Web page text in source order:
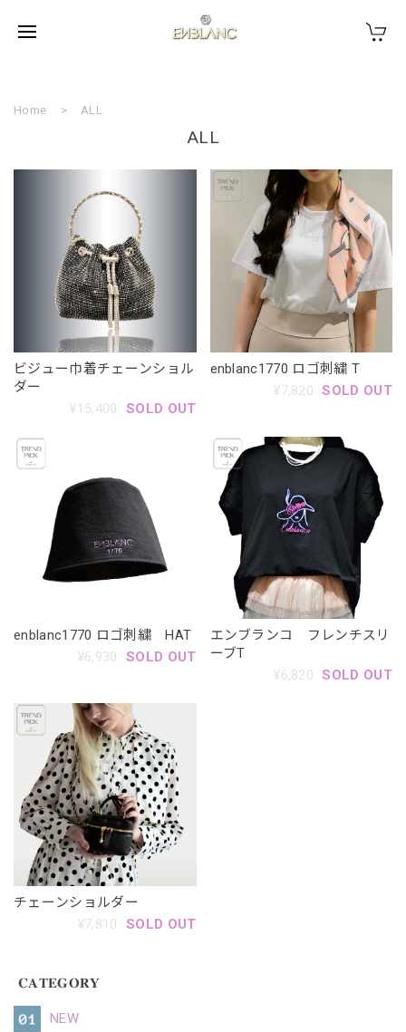
Home ALL
ALL
ビジュー巾着チェーンショル
ダー
¥15,400
SOLD OUT
enblanc1770 ロゴ刺繍 T
¥7,820 SOLD OUT
enblanc1770 ロゴ刺繍 HAT
¥6,930
SOLD OUT
エンブランコ フレンチスリ
ーブT
¥6,820 SOLD OUT
チェーンショルダー
¥7,810
SOLD OUT
𝐂𝐀𝐓𝐄𝐆𝐎𝐑𝐘
NEW